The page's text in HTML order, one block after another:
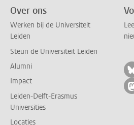
Over ons
Werken bij de Universiteit
Leiden
Steun de Universiteit Leiden
Alumni
Impact
Leiden-Delft-Erasmus
Universities
Locaties